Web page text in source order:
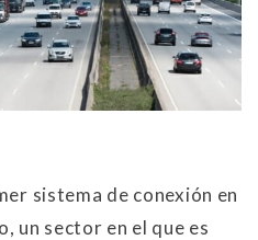
sistema de conexión en
un sector en el que es